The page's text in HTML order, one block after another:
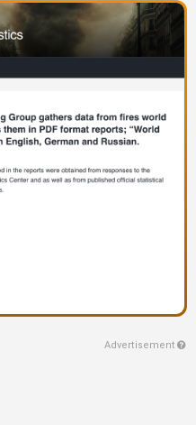
Advertisement